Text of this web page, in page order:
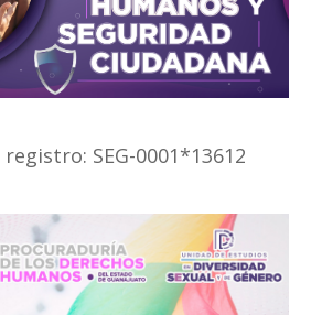
SEG-0001*13612